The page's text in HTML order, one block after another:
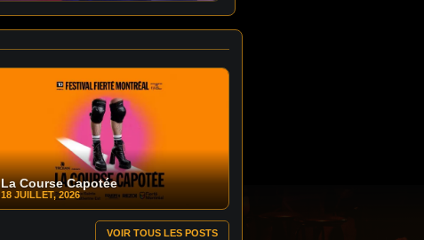
La Course Capotée
18 JUILLET, 2026
VOIR TOUS LES POSTS